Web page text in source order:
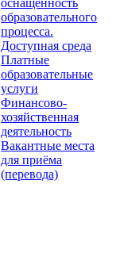
образовательного
процесса.
Доступная среда
Платные
образовательные
услуги
Финансово-
хозяйственная
деятельность
Вакантные места
для приёма
(перевода)